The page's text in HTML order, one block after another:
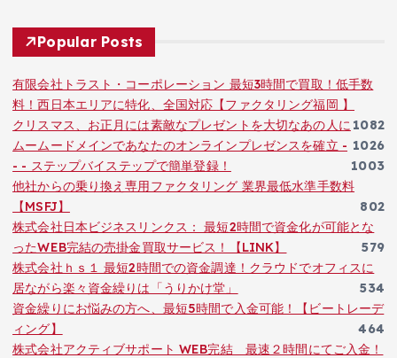
Popular Posts
有限会社トラスト・コーポレーション 最短3時間で買取！低手数
料！西日本エリアに特化、全国対応【ファクタリング福岡 】
1082
クリスマス、お正月には素敵なプレゼントを大切なあの人に
1026
ムームードメインであなたのオンラインプレゼンスを確立 -
- - ステップバイステップで簡単登録！
1003
他社からの乗り換え専用ファクタリング 業界最低水準手数料
【MSFJ】
802
株式会社日本ビジネスリンクス： 最短2時間で資金化が可能とな
ったWEB完結の売掛金買取サービス！【LINK】
579
株式会社ｈｓ１ 最短2時間での資金調達！クラウドでオフィスに
居ながら楽々資金繰りは「うりかけ堂」
534
資金繰りにお悩みの方へ、最短5時間で入金可能！【ビートレーデ
ィング】
464
株式会社アクティブサポート WEB完結 最速２時間にてご入金！